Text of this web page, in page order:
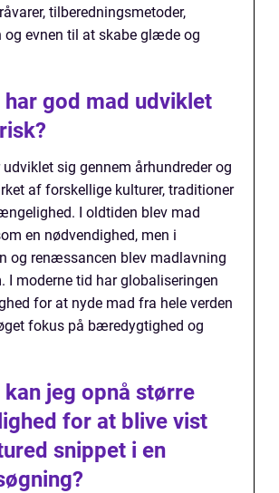
tilberedningsmetoder,
evnen til at skabe glæde og
har god mad udviklet
sig gennem århundreder og
af forskellige kulturer, traditioner
I oldtiden blev mad
en nødvendighed, men i
og renæssancen blev madlavning
I moderne tid har globaliseringen
for at nyde mad fra hele verden
fokus på bæredygtighed og
kan jeg opnå større
for at blive vist
snippet i en